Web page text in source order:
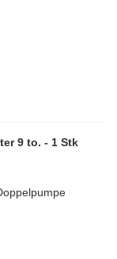
9 to. - 1 Stk